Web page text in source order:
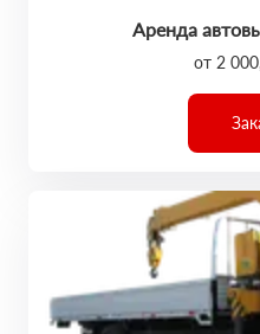
Аренда
от 2